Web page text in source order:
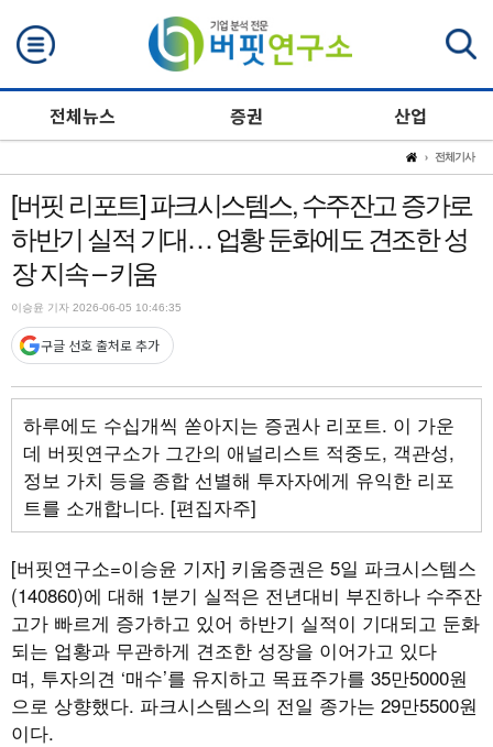
전체뉴스 증권 산업
전체기사
[버핏 리포트] 파크시스템스, 수주잔고 증가로
하반기 실적 기대… 업황 둔화에도 견조한 성
장 지속 – 키움
이승윤 기자 2026-06-05 10:46:35
구글 선호 출처로 추가
하루에도 수십개씩 쏟아지는 증권사 리포트. 이 가운
데 버핏연구소가 그간의 애널리스트 적중도, 객관성,
정보 가치 등을 종합 선별해 투자자에게 유익한 리포
트를 소개합니다. [편집자주]
[버핏연구소=이승윤 기자] 키움증권은 5일 파크시스템스
(140860)에 대해 1분기 실적은 전년대비 부진하나 수주잔
고가 빠르게 증가하고 있어 하반기 실적이 기대되고 둔화
되는 업황과 무관하게 견조한 성장을 이어가고 있다
며, 투자의견 ‘매수’를 유지하고 목표주가를 35만5000원
으로 상향했다. 파크시스템스의 전일 종가는 29만5500원
이다.
검색